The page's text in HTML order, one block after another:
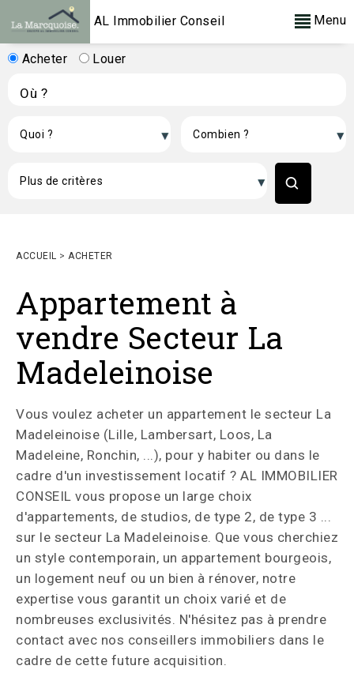
AL Immobilier Conseil Menu
Acheter Louer
ACCUEIL > ACHETER
Appartement à
vendre Secteur La
Madeleinoise
Vous voulez acheter un appartement le secteur La
Madeleinoise (Lille, Lambersart, Loos, La
Madeleine, Ronchin, ...), pour y habiter ou dans le
cadre d'un investissement locatif ? AL IMMOBILIER
CONSEIL vous propose un large choix
d'appartements, de studios, de type 2, de type 3 ...
sur le secteur La Madeleinoise. Que vous cherchiez
un style contemporain, un appartement bourgeois,
un logement neuf ou un bien à rénover, notre
expertise vous garantit un choix varié et de
nombreuses exclusivités. N'hésitez pas à prendre
contact avec nos conseillers immobiliers dans le
cadre de cette future acquisition.